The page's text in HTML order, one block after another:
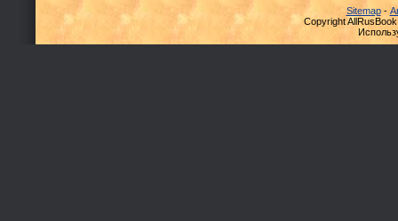
Sitemap-
Copyright